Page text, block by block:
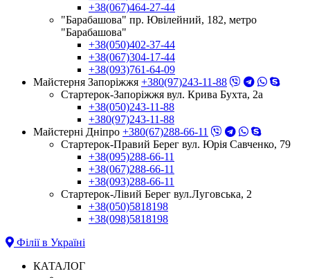
+38(067)464-27-44
"Барабашова" пр. Ювілейний, 182, метро
"Барабашова"
+38(050)402-37-44
+38(067)304-17-44
+38(093)761-64-09
Майстерня Запоріжжя +380(97)243-11-88
Стартерок-Запоріжжя вул. Крива Бухта, 2а
+38(050)243-11-88
+380(97)243-11-88
Майстерні Днiпро +380(67)288-66-11
Стартерок-Правий Берег вул. Юрія Савченко, 79
+38(095)288-66-11
+38(067)288-66-11
+38(093)288-66-11
Стартерок-Лівий Берег вул.Луговська, 2
+38(050)5818198
+38(098)5818198
Філії в Україні
КАТАЛОГ